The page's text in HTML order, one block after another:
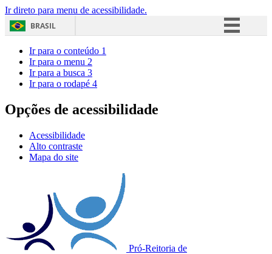
Ir direto para menu de acessibilidade.
BRASIL
Acesso à informação
Ir para o conteúdo 1
Ir para o menu 2
Ir para a busca 3
Ir para o rodapé 4
Opções de acessibilidade
Acessibilidade
Alto contraste
Mapa do site
Pró-Reitoria de